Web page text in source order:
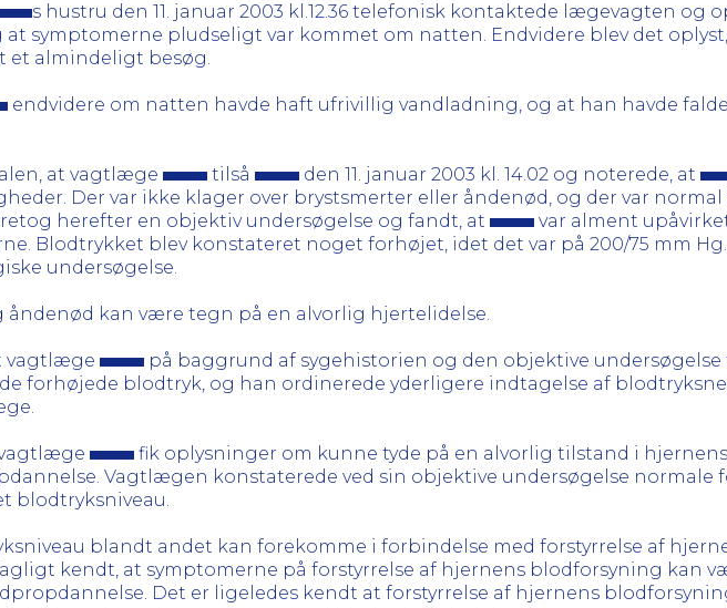
s hustru den 11. januar 2003 kl.12.36 telefonisk kontaktede lægevagten og
symptomerne pludseligt var kommet om natten. Endvidere blev det
et almindeligt besøg.
endvidere om natten havde haft ufrivillig vandladning, og at han havde
at vagtlæge tilså den 11. januar 2003 kl. 14.02 og noterede, at
Der var ikke klager over brystsmerter eller åndenød, og der var
herefter en objektiv undersøgelse og fandt, at
var alment
Blodtrykket blev konstateret noget forhøjet, idet det var på 200/75 mm
undersøgelse.
åndenød kan være tegn på en alvorlig hjertelidelse.
vagtlæge
på baggrund af sygehistorien og den objektive undersøgelse
forhøjede blodtryk, og han ordinerede yderligere indtagelse af
fik oplysninger om kunne tyde på en alvorlig tilstand i hjernens
Vagtlægen konstaterede ved sin objektive undersøgelse normale
blodtryksniveau.
blandt andet kan forekomme i forbindelse med forstyrrelse af
kendt, at symptomerne på forstyrrelse af hjernens blodforsyning kan
Det er ligeledes kendt at forstyrrelse af hjernens